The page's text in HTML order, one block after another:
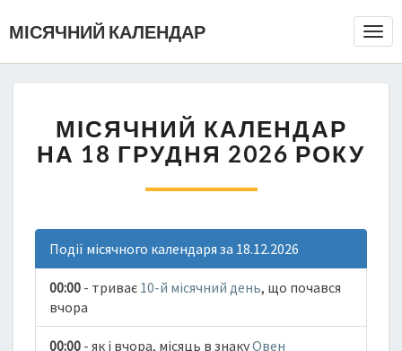
МІСЯЧНИЙ КАЛЕНДАР
МІСЯЧНИЙ КАЛЕНДАР
НА 18 ГРУДНЯ 2026 РОКУ
Події місячного календаря за 18.12.2026
00:00 - триває 10-й місячний день, що почався
вчора
00:00 - як і вчора, місяць в знакуОвен